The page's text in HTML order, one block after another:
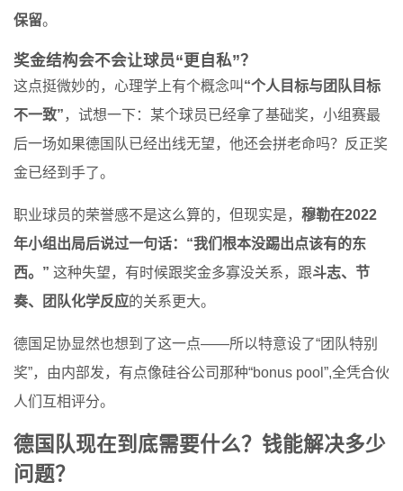
保留。
奖金结构会不会让球员“更自私”？
这点挺微妙的，心理学上有个概念叫 “个人目标与团队目标
不一致”，试想一下：某个球员已经拿了基础奖，小组赛最
后一场如果德国队已经出线无望，他还会拼老命吗？反正奖
金已经到手了。
职业球员的荣誉感不是这么算的，但现实是， 穆勒在2022
年小组出局后说过一句话：“我们根本没踢出点该有的东
西。” 这种失望，有时候跟奖金多寡没关系，跟斗志、节
奏、团队化学反应的关系更大。
德国足协显然也想到了这一点——所以特意设了“团队特别
奖”，由内部发，有点像硅谷公司那种“bonus pool”,全凭合伙
人们互相评分。
德国队现在到底需要什么？钱能解决多少
问题？